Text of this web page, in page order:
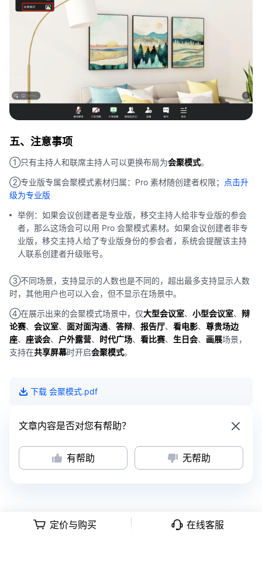
五、注意事项
①只有主持人和联席主持人可以更换布局为会聚模式。
②专业版专属会聚模式素材归属：Pro 素材随创建者权限；
点击升
级为专业版
举例：如果会议创建者是专业版，移交主持人给非专业版的参会
者，那么这场会可以用 Pro 会聚模式素材。如果会议创建者非专
业版，移交主持人给了专业版身份的参会者，系统会提醒该主持
人联系创建者升级账号。
③不同场景，支持显示的人数也是不同的，超出最多支持显示人数
时，其他用户也可以入会，但不显示在场景中。
④在展示出来的会聚模式场景中，仅大型会议室、 小型会议室、 辩
论赛、 会议室、 面对面沟通、 答辩、 报告厅、 看电影、 尊贵场边
座、 座谈会、 户外露营、 时代广场、 看比赛、 生日会、 画展场景，
支持在共享屏幕时开启会聚模式。
下载 会聚模式.pdf
文章内容是否对您有帮助？
有帮助 无帮助
定价与购买 在线客服